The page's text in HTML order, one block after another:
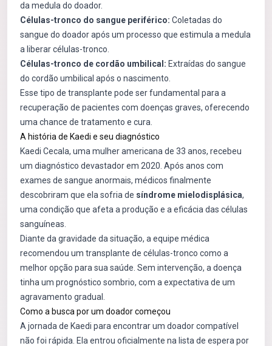
da medula do doador.
Células-tronco do sangue periférico: Coletadas do
sangue do doador após um processo que estimula a medula
a liberar células-tronco.
Células-tronco de cordão umbilical: Extraídas do sangue
do cordão umbilical após o nascimento.
Esse tipo de transplante pode ser fundamental para a
recuperação de pacientes com doenças graves, oferecendo
uma chance de tratamento e cura.
A história de Kaedi e seu diagnóstico
Kaedi Cecala, uma mulher americana de 33 anos, recebeu
um diagnóstico devastador em 2020. Após anos com
exames de sangue anormais, médicos finalmente
descobriram que ela sofria de síndrome mielodisplásica,
uma condição que afeta a produção e a eficácia das células
sanguíneas.
Diante da gravidade da situação, a equipe médica
recomendou um transplante de células-tronco como a
melhor opção para sua saúde. Sem intervenção, a doença
tinha um prognóstico sombrio, com a expectativa de um
agravamento gradual.
Como a busca por um doador começou
A jornada de Kaedi para encontrar um doador compatível
não foi rápida. Ela entrou oficialmente na lista de espera por